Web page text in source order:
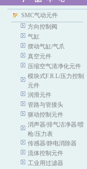
SMC气动元件
方向控制阀
气缸
摆动气缸/气爪
真空元件
压缩空气清净化元件
模块式F.R.L/压力控制
元件
润滑元件
管路与管接头
驱动控制元件
消声器/排气洁净器/喷
枪/压力表
传感器/静电消除器
流体控制元件
工业用过滤器